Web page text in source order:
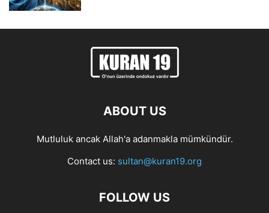
ABOUT US
Mutluluk ancak Allah'a adanmakla mümkündür.
Contact us: sultan@kuran19.org
FOLLOW US